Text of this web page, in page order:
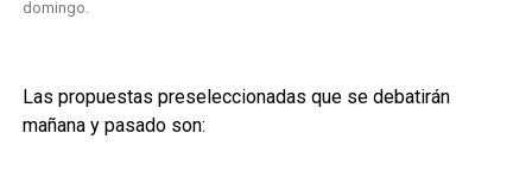
domingo.
Las propuestas preseleccionadas que se debatirán
mañana y pasado son: